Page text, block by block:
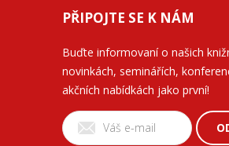
PŘIPOJTE SE K NÁM
Buďte informovaní o našich
novinkách, seminářích,
akčních nabídkách jako první!